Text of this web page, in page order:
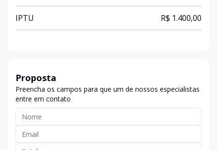
IPTU R$ 1.400,00
Proposta
Preencha os campos para que um de nossos especialistas
entre em contato